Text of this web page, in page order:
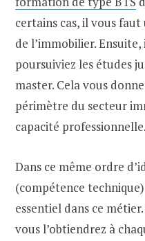
certains cas, il vous faut
de l’immobilier.
poursuiviez les études
master. Cela vous
périmètre du secteur
capacité professionnelle.
Dans ce même ordre
(compétence
essentiel dans ce
vous l’obtiendrez à